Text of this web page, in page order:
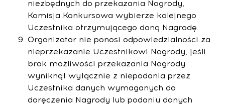
niezbędnych do przekazania Nagrody,
Komisja Konkursowa wybierze kolejnego
Uczestnika otrzymującego daną Nagrodę.
Organizator nie ponosi odpowiedzialności za
nieprzekazanie Uczestnikowi Nagrody, jeśli
brak możliwości przekazania Nagrody
wyniknął wyłącznie z niepodania przez
Uczestnika danych wymaganych do
doręczenia Nagrody lub podaniu danych